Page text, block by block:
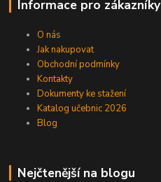
Informace pro zákazníky
O nás
Jak nakupovat
Obchodní podmínky
Kontakty
Dokumenty ke stažení
Katalog učebnic 2026
Blog
Nejčtenější na blogu